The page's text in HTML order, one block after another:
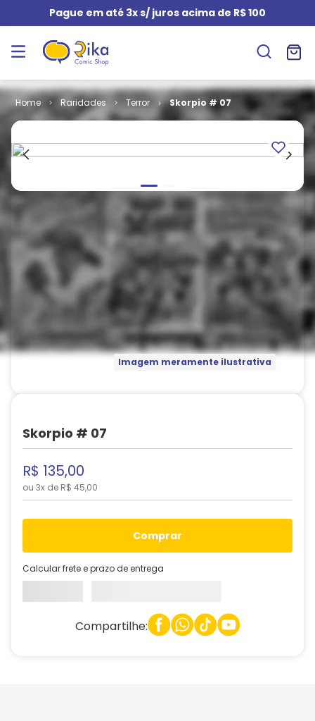
Pague em até 3x s/ juros acima de R$ 100
Raridades Terror Skorpio # 07
Imagem meramente ilustrativa
Skorpio # 07
R$ 135,00
ou 3x de R$ 45,00
comprar
Calcular frete e prazo de entrega
Compartilhe: